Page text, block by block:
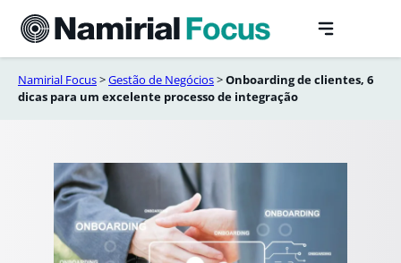
Saltar
para
o
conteúdo
Namirial Focus>Gestão de Negócios​>Onboarding de clientes, 6
dicas para um excelente processo de integração